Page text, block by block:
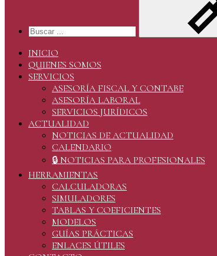
INICIO
QUIENES SOMOS
SERVICIOS
ASESORÍA FISCAL Y CONTABE
ASESORÍA LABORAL
SERVICIOS JURÍDICOS
ACTUALIDAD
NOTICIAS DE ACTUALIDAD
CALENDARIO
🔒 NOTICIAS PARA PROFESIONALES
HERRAMIENTAS
CALCULADORAS
SIMULADORES
TABLAS Y COEFICIENTES
MODELOS
GUÍAS PRÁCTICAS
ENLACES ÚTILES